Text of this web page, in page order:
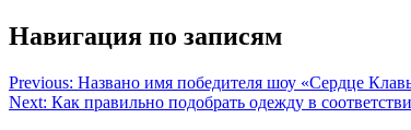
Навигация по записям
Previous: Названо имя победителя шоу «Сердце
Next: Как правильно подобрать одежду в